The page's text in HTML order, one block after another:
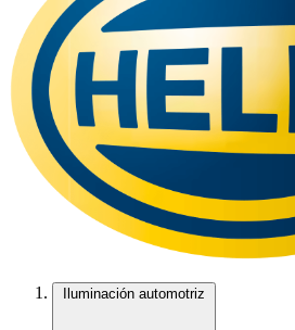
Iluminación automotriz